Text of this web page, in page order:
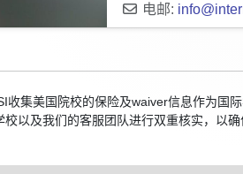
电邮:
收集美国院校的保险及waiver信息作为国
校以及我们的客服团队进行双重核实，以